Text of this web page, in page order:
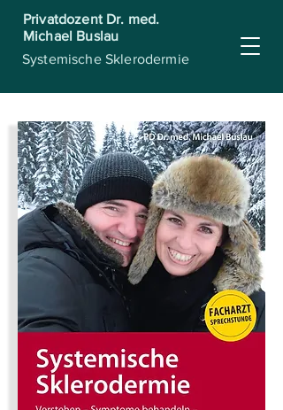
Privatdozent Dr. med.
Michael Buslau
Systemische Sklerodermie